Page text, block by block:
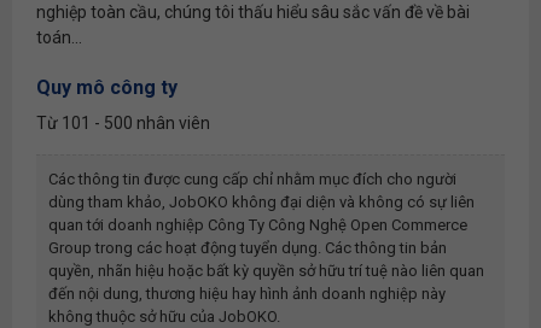
nghiệp toàn cầu, chúng tôi thấu hiểu sâu sắc vấn đề về bài
toán...
Quy mô công ty
Từ 101 - 500 nhân viên
Các thông tin được cung cấp chỉ nhằm mục đích cho người
dùng tham khảo, JobOKO không đại diện và không có sự liên
quan tới doanh nghiệp Công Ty Công Nghệ Open Commerce
Group trong các hoạt động tuyển dụng. Các thông tin bản
quyền, nhãn hiệu hoặc bất kỳ quyền sở hữu trí tuệ nào liên quan
đến nội dung, thương hiệu hay hình ảnh doanh nghiệp này
không thuộc sở hữu của JobOKO.